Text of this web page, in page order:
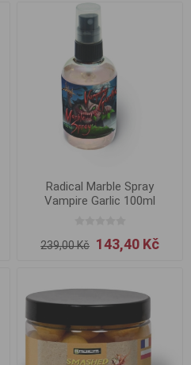
Radical Marble Spray
Vampire Garlic 100ml
239,00 Kč 143,40 Kč